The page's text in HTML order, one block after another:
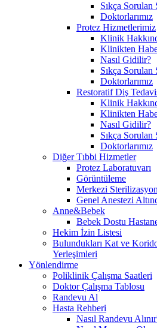
Sıkça Sorulan
Doktorlarımız
Protez Hizmetlerimiz
Klinik
Klinikten
Nasıl Gidilir?
Sıkça Sorulan
Doktorlarımız
Restoratif Diş
Klinik
Klinikten
Nasıl Gidilir?
Sıkça Sorulan
Doktorlarımız
Diğer Tıbbi Hizmetler
Protez Laboratuvarı
Görüntüleme
Merkezi
Genel Anestezi
Anne&Bebek
Bebek Dostu
Hekim İzin Listesi
Bulundukları Kat ve
Yerleşimleri
Yönlendirme
Poliklinik Çalışma Saatleri
Doktor Çalışma Tablosu
Randevu Al
Hasta Rehberi
Nasıl Randevu